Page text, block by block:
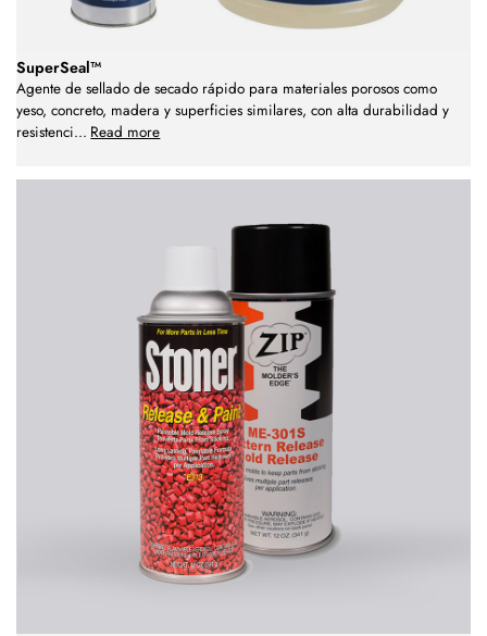
SuperSeal™
Agente de sellado de secado rápido para materiales porosos como
yeso, concreto, madera y superficies similares, con alta durabilidad y
resistenci... Read more